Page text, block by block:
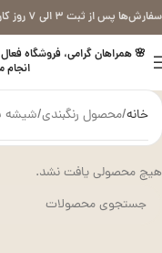
سفارش‌ها پس از ثبت ۳ الی ۷ روز کاری ارسال خواهند شد .
🌸 همراهان گرامی، فروشگاه
خانه محصول رنگبندی شیشه
هیچ محصولی یافت نشد.